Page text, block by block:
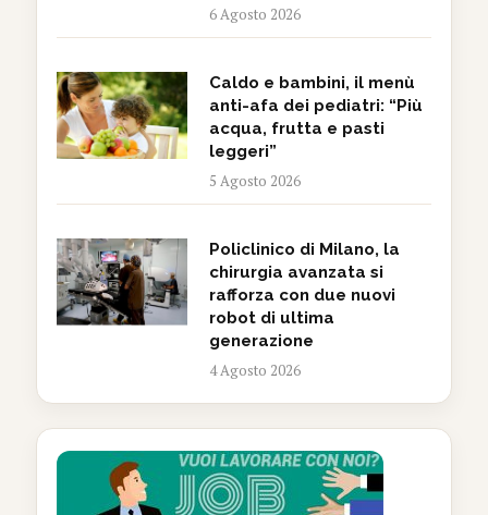
6 Agosto 2026
Caldo e bambini, il menù
anti-afa dei pediatri: “Più
acqua, frutta e pasti
leggeri”
5 Agosto 2026
Policlinico di Milano, la
chirurgia avanzata si
rafforza con due nuovi
robot di ultima
generazione
4 Agosto 2026